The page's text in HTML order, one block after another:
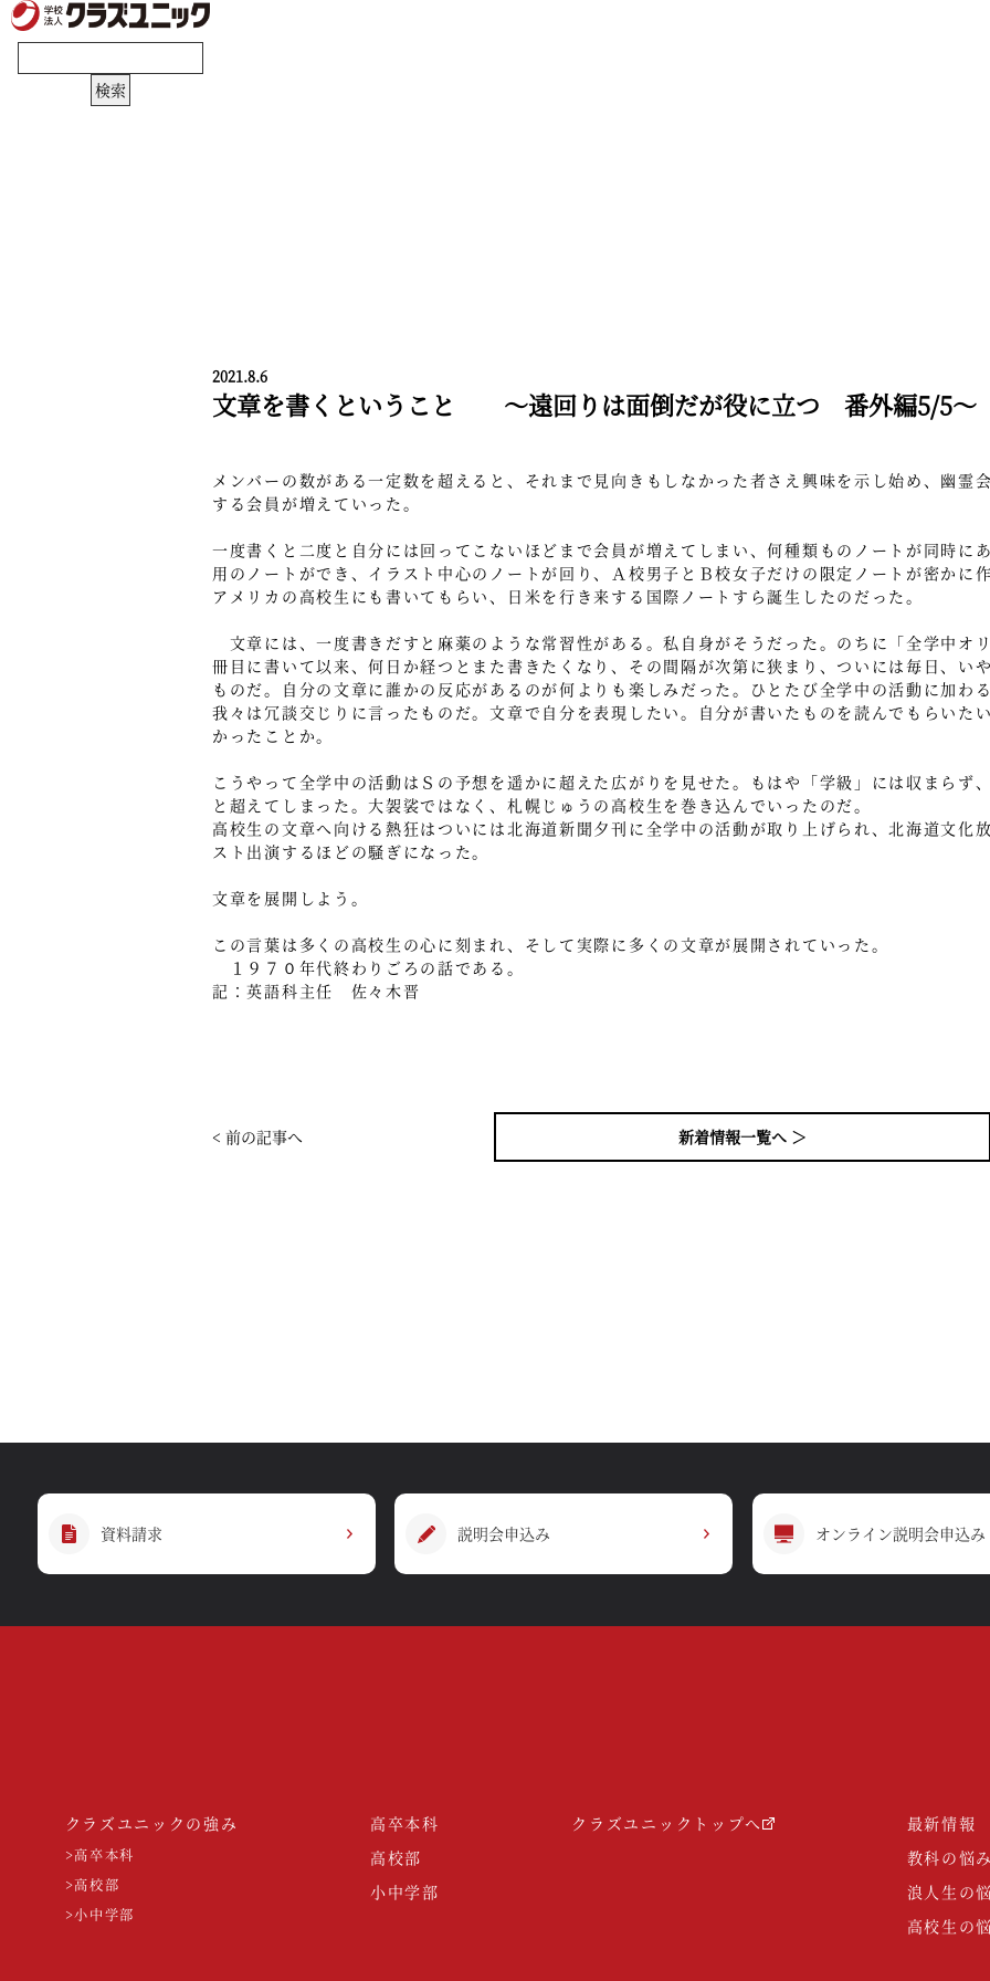
2021.8.6
文章を書くということ ～遠回りは面倒だが役に立つ 番外編5/5～
メンバーの数がある一定数を超えると、それまで見向きもしなかった者さえ興味を示し始め、幽霊
する会員が増えていった。
一度書くと二度と自分には回ってこないほどまで会員が増えてしまい、何種類ものノートが同時に
用のノートができ、イラスト中心のノートが回り、Ａ校男子とＢ校女子だけの限定ノートが密かに
アメリカの高校生にも書いてもらい、日米を行き来する国際ノートすら誕生したのだった。
文章には、一度書きだすと麻薬のような常習性がある。私自身がそうだった。のちに「全学中オ
冊目に書いて以来、何日か経つとまた書きたくなり、その間隔が次第に狭まり、ついには毎日、い
ものだ。自分の文章に誰かの反応があるのが何よりも楽しみだった。ひとたび全学中の活動に加わ
我々は冗談交じりに言ったものだ。文章で自分を表現したい。自分が書いたものを読んでもらいた
かったことか。
こうやって全学中の活動はＳの予想を遥かに超えた広がりを見せた。もはや「学級」には収まらず
と超えてしまった。大袈裟ではなく、札幌じゅうの高校生を巻き込んでいったのだ。
高校生の文章へ向ける熱狂はついには北海道新聞夕刊に全学中の活動が取り上げられ、北海道文化
スト出演するほどの騒ぎになった。
文章を展開しよう。
この言葉は多くの高校生の心に刻まれ、そして実際に多くの文章が展開されていった。
１９７０年代終わりごろの話である。
記：英語科主任 佐々木晋
< 前の記事へ 新着情報一覧へ ＞
資料請求 説明会申込み オンライン説明会申込み
クラズユニックの強み
>高卒本科
>高校部
>小中学部
高卒本科
高校部
小中学部
クラズユニックトップへ
最新情報
教科の悩み
浪人生の
高校生の